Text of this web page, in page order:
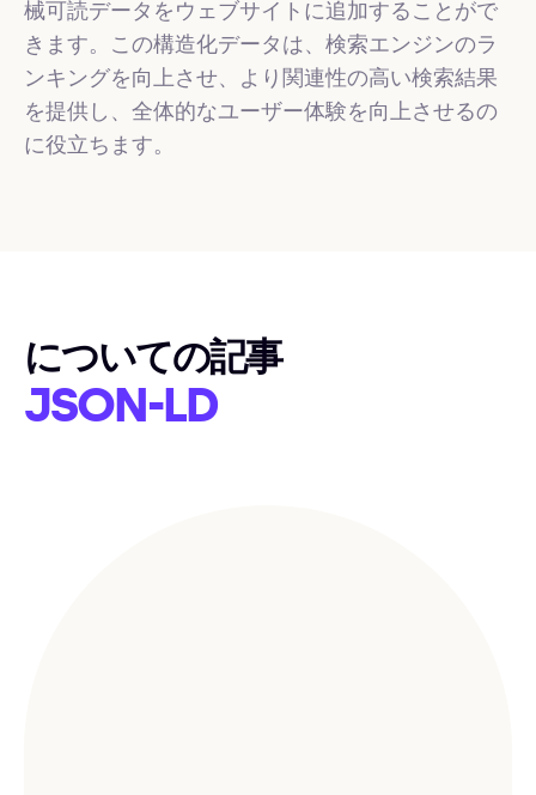
械可読データをウェブサイトに追加することがで
きます。この構造化データは、検索エンジンのラ
ンキングを向上させ、より関連性の高い検索結果
を提供し、全体的なユーザー体験を向上させるの
に役立ちます。
についての記事
JSON-LD